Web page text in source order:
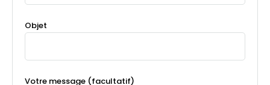
Objet
Votre message (facultatif)